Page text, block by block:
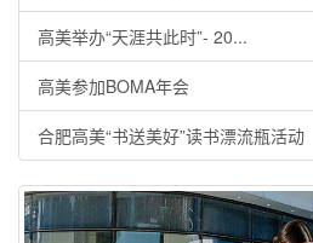
高美举办“天涯共此时”- 20...
高美参加BOMA年会
合肥高美“书送美好”读书漂流瓶活动